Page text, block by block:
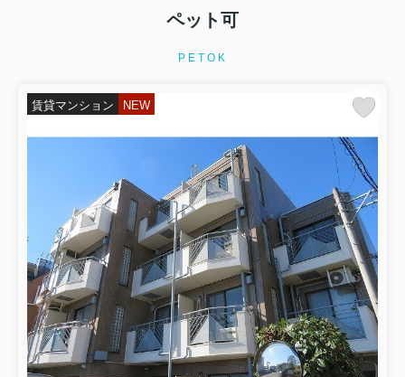
ペット可
PETOK
賃貸マンション NEW